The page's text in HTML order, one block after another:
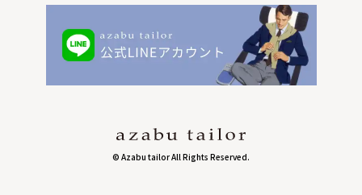
© Azabu tailor All Rights Reserved.